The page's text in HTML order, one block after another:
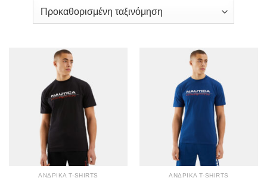
ΑΝΔΡΙΚΆ T-SHIRTS ΑΝΔΡΙΚΆ T-SHIRTS